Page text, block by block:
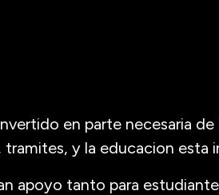
en parte necesaria
y la educacion esta
apoyo tanto para